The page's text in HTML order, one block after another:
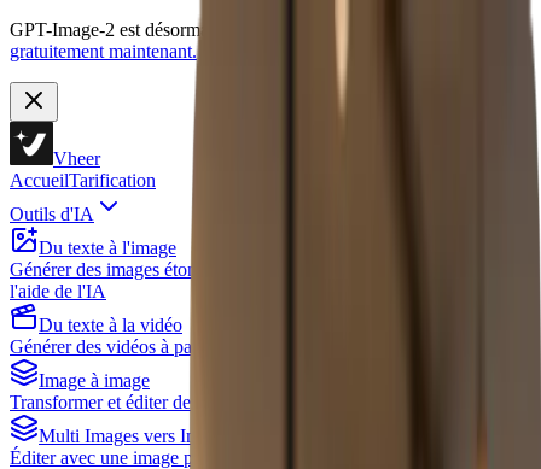
GPT-Image-2 est désormais disponible sur Vheer.
gratuitement maintenant.
Vheer
AccueilTarification
Outils d'IA
Du texte à l'image
Générer des images étonnantes à partir de descriptions textuelles à
l'aide de l'IA
Du texte à la vidéo
Générer des vidéos à partir de descriptions textuelles à l'aide de l'IA
Image à image
Transformer et éditer des images avec l'aide de l'IA
Multi Images vers Image
Éditer avec une image principale et plusieurs références